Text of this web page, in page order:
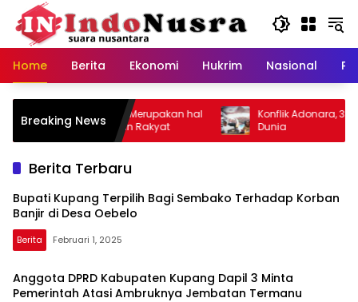
Langsung
konten
Home
Berita Ekonomi Hukrim Nasional
Breaking News
Kupang, Pinjaman Merupakan hal
Untuk Kesejahteraan Rakyat
Konflik Adonara, 3
Dunia
Berita Terbaru
Bupati Kupang Terpilih Bagi Sembako Terhadap Korban
Banjir di Desa Oebelo
Berita Februari 1, 2025
Anggota DPRD Kabupaten Kupang Dapil 3 Minta
Pemerintah Atasi Ambruknya Jembatan Termanu